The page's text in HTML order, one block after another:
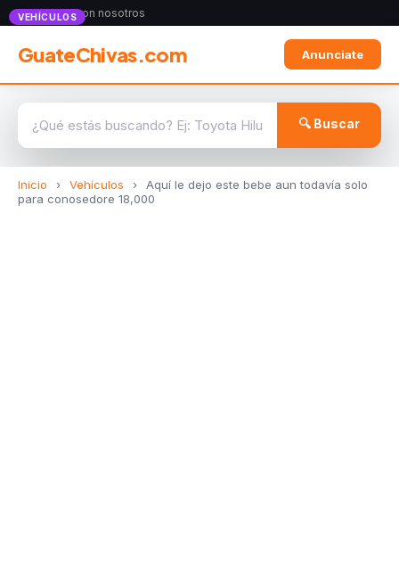
Anunciate con nosotros
GuateChivas.com Anunciate
🔍 Buscar
Inicio › Vehículos ›
Aquí le dejo este bebe aun todavía solo
para conosedore 18,000
VEHÍCULOS